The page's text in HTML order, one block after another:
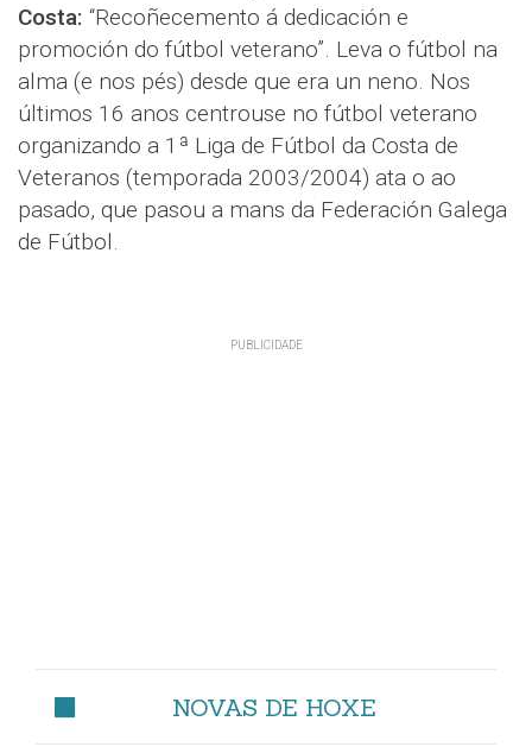
Costa: “Recoñecemento á dedicación e
promoción do fútbol veterano”. Leva o fútbol na
alma (e nos pés) desde que era un neno. Nos
últimos 16 anos centrouse no fútbol veterano
organizando a 1ª Liga de Fútbol da Costa de
Veteranos (temporada 2003/2004) ata o ao
pasado, que pasou a mans da Federación Galega
de Fútbol.
NOVAS DE HOXE